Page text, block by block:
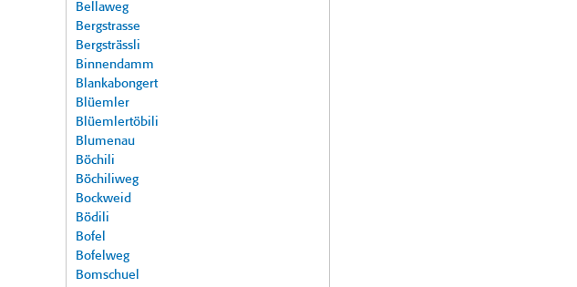
Bellaweg
Bergstrasse
Bergsträssli
Binnendamm
Blankabongert
Blüemler
Blüemlertöbili
Blumenau
Böchili
Böchiliweg
Bockweid
Bödili
Bofel
Bofelweg
Bomschuel